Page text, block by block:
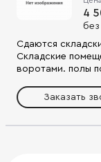
4
Сдаются
Складские
воротами. полы полимерные "Топинг" по ж/б основанию,
завесы на въездных воротах
вентиляция
Заказать